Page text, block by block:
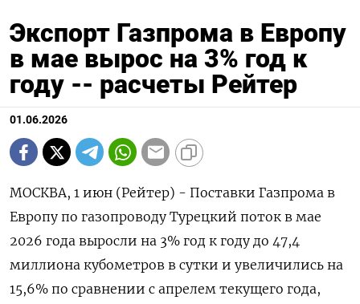
Экспорт Газпрома в Европу
в мае вырос на 3% год к
году -- расчеты Рейтер
01.06.2026
МОСКВА, 1 июн (Рейтер) - Поставки Газпрома в
Европу по газопроводу Турецкий поток в мае
2026 года выросли на 3% год к году до 47,4
миллиона кубометров в сутки и ‌увеличились на
15,6% по сравнении с апрелем текущего года,